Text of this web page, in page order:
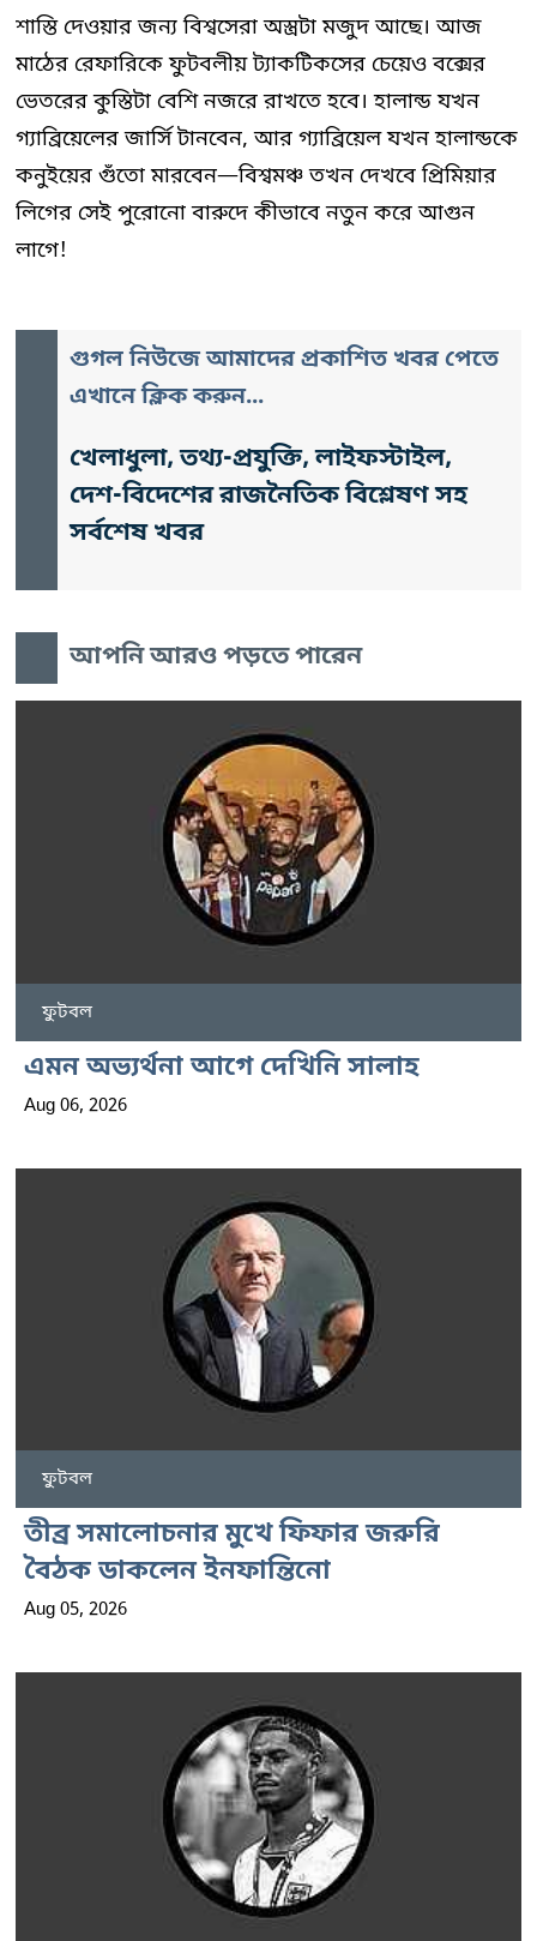
শাস্তি দেওয়ার জন্য বিশ্বসেরা অস্ত্রটা মজুদ আছে। আজ
মাঠের রেফারিকে ফুটবলীয় ট্যাকটিকসের চেয়েও বক্সের
ভেতরের কুস্তিটা বেশি নজরে রাখতে হবে। হালান্ড যখন
গ্যাব্রিয়েলের জার্সি টানবেন, আর গ্যাব্রিয়েল যখন হালান্ডকে
কনুইয়ের গুঁতো মারবেন—বিশ্বমঞ্চ তখন দেখবে প্রিমিয়ার
লিগের সেই পুরোনো বারুদে কীভাবে নতুন করে আগুন
লাগে!
গুগল নিউজে আমাদের প্রকাশিত খবর পেতে
এখানে ক্লিক করুন...
খেলাধুলা, তথ্য-প্রযুক্তি, লাইফস্টাইল,
দেশ-বিদেশের রাজনৈতিক বিশ্লেষণ সহ
সর্বশেষ খবর
আপনি আরও পড়তে পারেন
ফুটবল
এমন অভ্যর্থনা আগে দেখিনি সালাহ
Aug 06, 2026
ফুটবল
তীব্র সমালোচনার মুখে ফিফার জরুরি
বৈঠক ডাকলেন ইনফান্তিনো
Aug 05, 2026